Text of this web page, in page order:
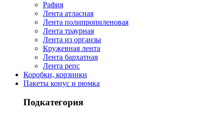
Рафия
Лента атласная
Лента полипропиленовая
Лента траурная
Лента из органзы
Кружевная лента
Лента бархатная
Лента репс
Коробки, корзинки
Пакеты конус и рюмка
Подкатегория